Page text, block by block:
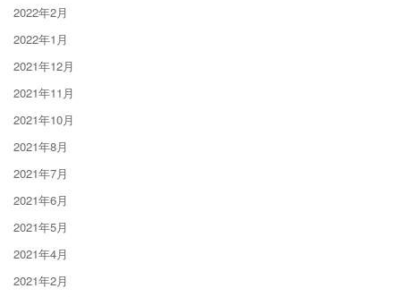
2022年2月
2022年1月
2021年12月
2021年11月
2021年10月
2021年8月
2021年7月
2021年6月
2021年5月
2021年4月
2021年2月